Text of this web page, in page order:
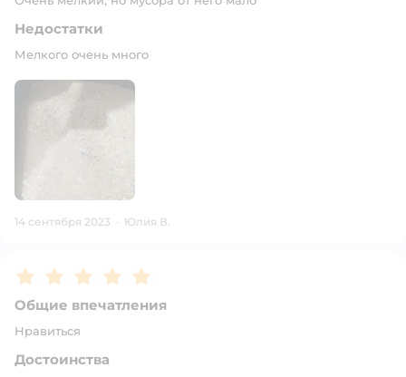
Недостатки
Мелкого очень много
14 сентября 2023 · Юлия В.
Рейтинг:5
Общие впечатления
Нравиться
Достоинства